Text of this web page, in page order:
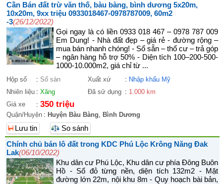
Cần Bán đất trừ văn thố, bàu bàng, bình dương 5x20m,
10x20m, 9xx triệu 0933018467-0978787009, 60m2
-3(26/12/2022)
Gọi ngay là có liền 0933 018 467 – 0978 787 009
Em Dung! - Nhà đất đẹp – giá rẻ - đường rộng –
mua bán nhanh chóng! - Sổ sẵn – thổ cư – trả góp
– ngân hàng hỗ trợ 50% - Diện tích 100–200-500-
1000-10.000m2, giá chỉ từ ...
Hộp số : Số sàn Xuất xứ : Nhập khẩu Mỹ
Nhiên liệu : Xăng Đã sử dụng : 1.000 km
Giá xe
: 350 triệu
Quận/Huyện : Huyện Bàu Bàng, Bình Dương
Lưu tin
So sánh
Chính chủ bán lô đất trong KDC Phú Lộc Krông Năng Đak
Lak(06/10/2022)
Khu dân cư Phú Lộc, Khu dân cư phía Đông Buôn
Hồ - Sổ đỏ từng nền, diện tích 132m2 - Mặt
đường lớn 22m, nội khu 8m - Quy hoạch bài bản,